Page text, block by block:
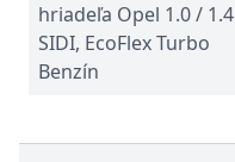
hriadeľa Opel 1.0 / 1.4
SIDI, EcoFlex Turbo
Benzín